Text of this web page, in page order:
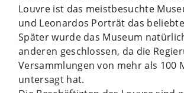
Louvre ist das meistbesuchte
und Leonardos Porträt das
Später wurde das Museum
anderen geschlossen, da die
Versammlungen von mehr als 100
untersagt hat.